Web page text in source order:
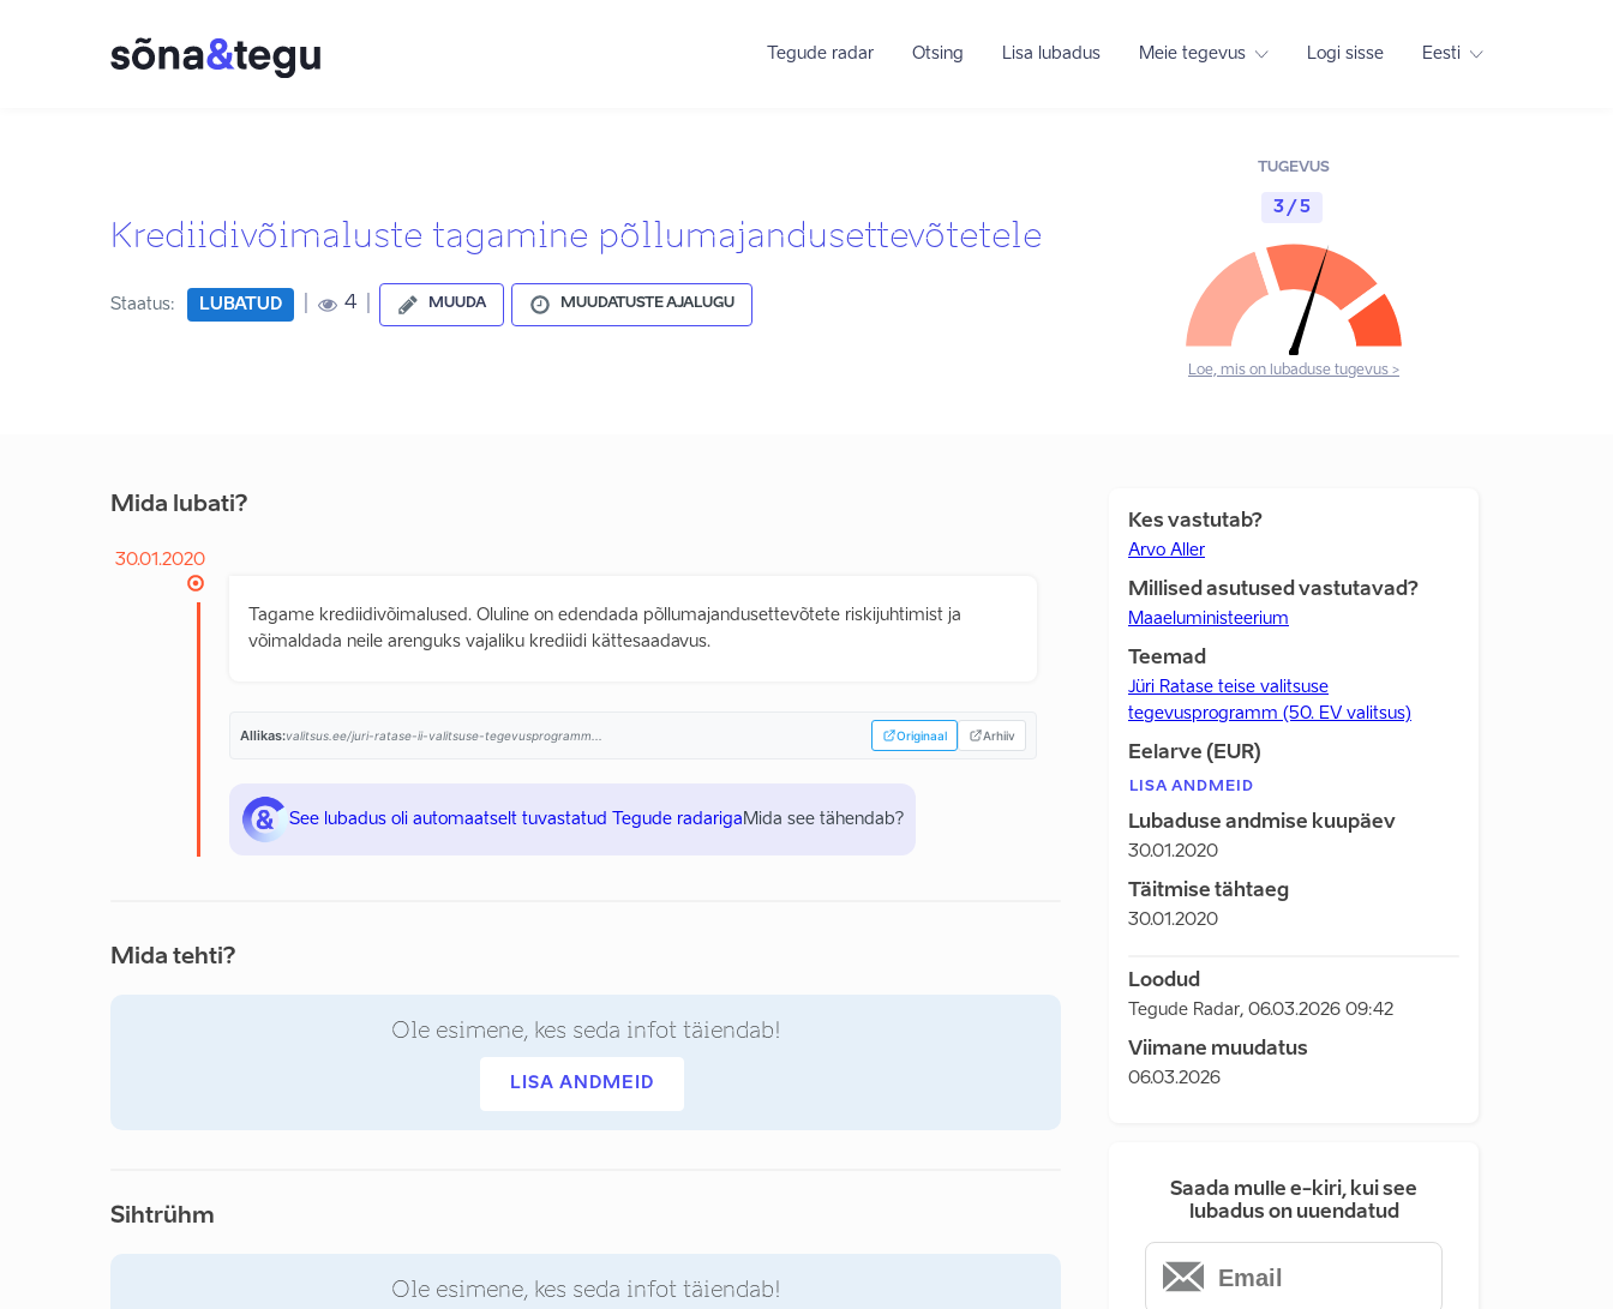
Tegude radar Otsing Lisa lubadus Meie tegevus Logi sisse Eesti
Krediidivõimaluste tagamine põllumajandusettevõtetele
Staatus: LUBATUD 4 MUUDA MUUDATUSTE AJALUGU
TUGEVUS
3 / 5
Loe, mis on lubaduse tugevus >
Mida lubati?
30.01.2020
Tagame krediidivõimalused. Oluline on edendada põllumajandusettevõtete riskijuhtimist ja
võimaldada neile arenguks vajaliku krediidi kättesaadavus.
Allikas:valitsus.ee/juri-ratase-ii-valitsuse-tegevusprogramm... Originaal Arhiiv
See lubadus oli automaatselt tuvastatud Tegude radariga Mida see tähendab?
Mida tehti?
Ole esimene, kes seda infot täiendab!
LISA ANDMEID
Sihtrühm
Ole esimene, kes seda infot täiendab!
Kes vastutab?
Arvo Aller
Millised asutused vastutavad?
Maaeluministeerium
Teemad
Jüri Ratase teise valitsuse
tegevusprogramm (50. EV valitsus)
Eelarve (EUR)
LISA ANDMEID
Lubaduse andmise kuupäev
30.01.2020
Täitmise tähtaeg
30.01.2020
Loodud
Tegude Radar, 06.03.2026 09:42
Viimane muudatus
06.03.2026
Saada mulle e-kiri, kui see
lubadus on uuendatud